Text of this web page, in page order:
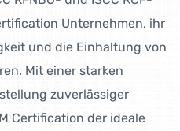
Unternehmen, ihr
und die Einhaltung von
Mit einer starken
zuverlässiger
Certification der ideale